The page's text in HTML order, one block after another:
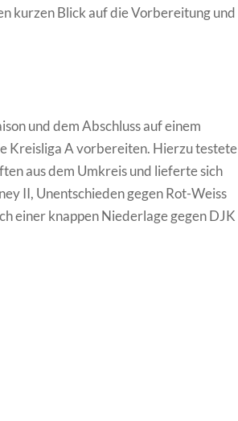
kurzen Blick auf die Vorbereitung und
und dem Abschluss auf einem
Kreisliga A vorbereiten. Hierzu testete
aus dem Umkreis und lieferte sich
II, Unentschieden gegen Rot-Weiss
einer knappen Niederlage gegen DJK